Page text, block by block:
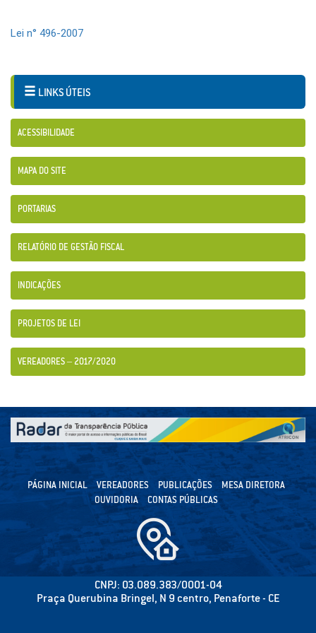
Lei n° 496-2007
LINKS ÚTEIS
ACESSIBILIDADE
MAPA DO SITE
PORTARIAS
RELATÓRIO DE GESTÃO FISCAL
INDICAÇÕES
PROJETOS DE LEI
VEREADORES – 2017/2020
PÁGINA INICIAL VEREADORES PUBLICAÇÕES
MESA DIRETORA
OUVIDORIA
CONTAS PÚBLICAS
CNPJ: 03.089.383/0001-04
Praça Querubina Bringel, N 9 centro, Penaforte - CE